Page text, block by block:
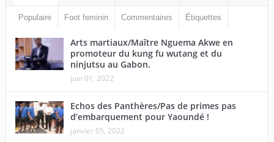
Populaire Foot feminin Commentaires Étiquettes
Arts martiaux/Maître Nguema Akwe en
promoteur du kung fu wutang et du
ninjutsu au Gabon.
juin 01, 2022
Echos des Panthères/Pas de primes pas
d’embarquement pour Yaoundé !
janvier 05, 2022